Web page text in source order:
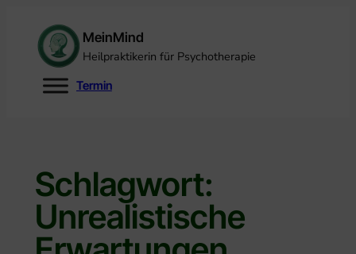
springen
MeinMind
Heilpraktikerin für Psychotherapie
Termin
Schlagwort:
Unrealistische